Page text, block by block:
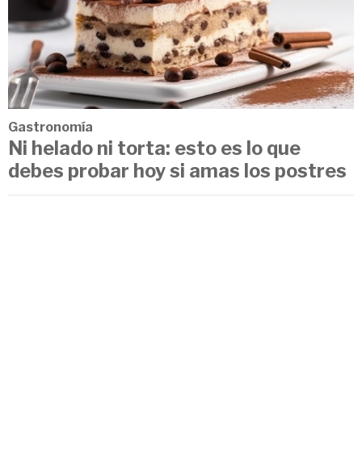
Gastronomía
Ni helado ni torta: esto es lo que
debes probar hoy si amas los postres